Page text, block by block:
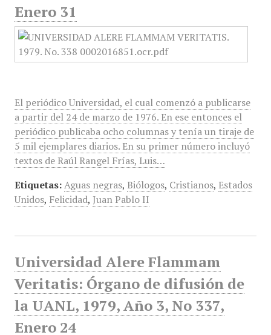
Enero 31
El periódico Universidad, el cual comenzó a publicarse
a partir del 24 de marzo de 1976. En ese entonces el
periódico publicaba ocho columnas y tenía un tiraje de
5 mil ejemplares diarios. En su primer número incluyó
textos de Raúl Rangel Frías, Luis…
Etiquetas: Aguas negras, Biólogos, Cristianos, Estados
Unidos, Felicidad, Juan Pablo II
Universidad Alere Flammam
Veritatis: Órgano de difusión de
la UANL, 1979, Año 3, No 337,
Enero 24